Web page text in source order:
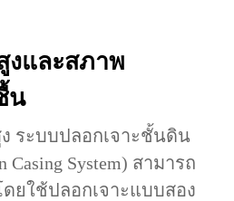
งและสภาพ
น
ระบบปลอกเจาะชั้นดิน
Casing System) สามารถ
ยใช้ปลอกเจาะแบบสอง